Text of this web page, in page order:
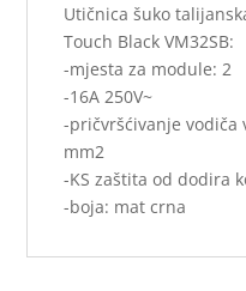
Utičnica šuko
Touch Black VM32SB:
-mjesta za module: 2
-16A 250V~
-pričvršćivanje vodiča
mm2
-KS zaštita od dodira
-boja: mat crna